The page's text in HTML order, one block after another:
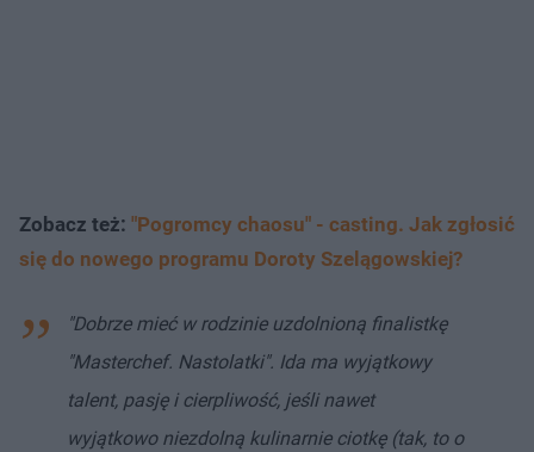
Zobacz też: "Pogromcy chaosu" - casting. Jak zgłosić
się do nowego programu Doroty Szelągowskiej?
"Dobrze mieć w rodzinie uzdolnioną finalistkę
"Masterchef. Nastolatki". Ida ma wyjątkowy
talent, pasję i cierpliwość, jeśli nawet
wyjątkowo niezdolną kulinarnie ciotkę (tak, to o